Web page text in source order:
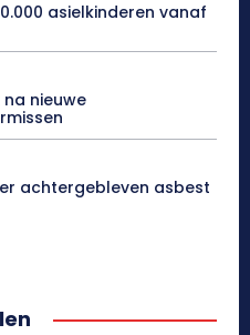
asielkinderen vanaf
nieuwe
achtergebleven asbest